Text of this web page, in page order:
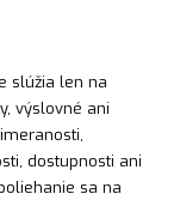
slúžia len na
výslovné ani
dostupnosti ani
sa na